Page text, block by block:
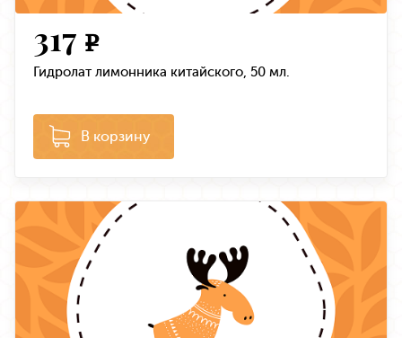
317 e
Гидролат лимонника китайского, 50 мл.
В корзину